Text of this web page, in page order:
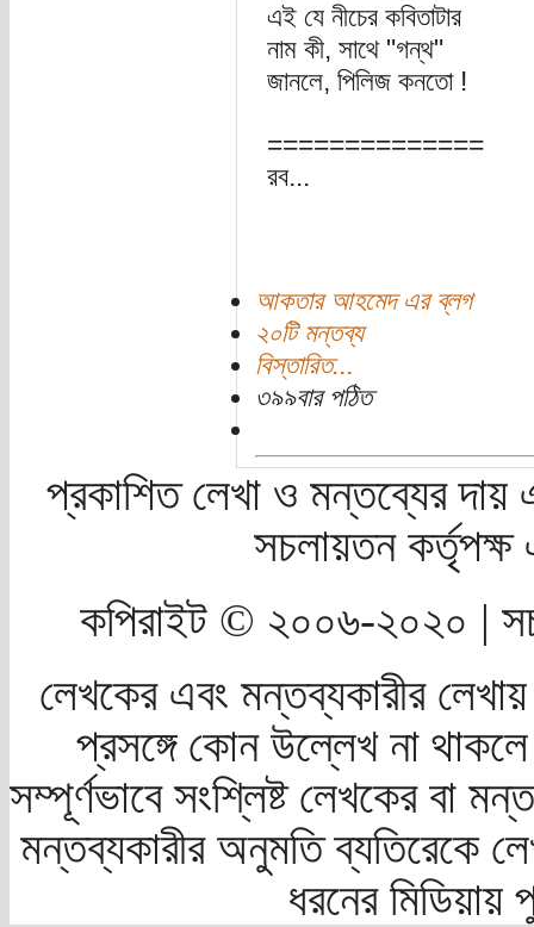
এই যে নীচের কবিতাটার
নাম কী, সাথে "গন্থ"
জানলে, পিলিজ কনতো !
==============
রব...
আকতার আহমেদ এর ব্লগ
২০টি মন্তব্য
বিস্তারিত...
৩৯৯বার পঠিত
প্রকাশিত লেখা ও মন্তব্যের দায়
সচলায়তন
কপিরাইট © ২০০৬-২০২০ |
লেখকের এবং মন্তব্যকারীর
প্রসঙ্গে কোন উল্লেখ না
সম্পূর্ণভাবে সংশ্লিষ্ট লেখকের বা
মন্তব্যকারীর অনুমতি ব্যতিরেকে
ধরনের মিডিয়ায়